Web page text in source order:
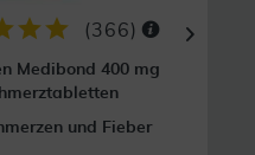
(366)
Medibond 400 mg
und Fieber